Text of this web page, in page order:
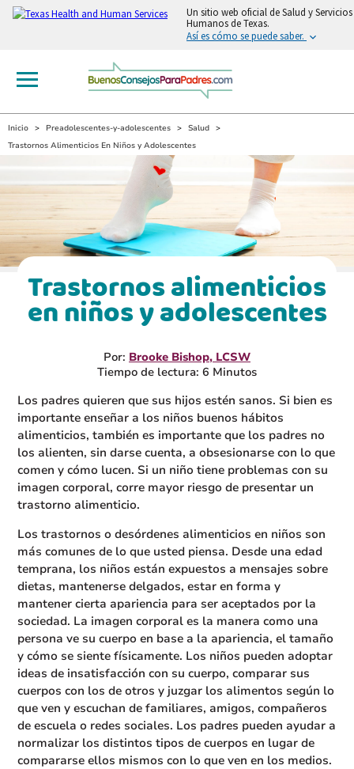
Un sitio web oficial de Salud y Servicios
Humanos de Texas.
Así es cómo se puede saber.
Inicio Preadolescentes-y-adolescentes
Salud
Trastornos Alimenticios En Niños y Adolescentes
Trastornos alimenticios
en niños y adolescentes
Por: Brooke Bishop, LCSW
Tiempo de lectura: 6 Minutos
Los padres quieren que sus hijos estén sanos. Si bien es
importante enseñar a los niños buenos hábitos
alimenticios, también es importante que los padres no
los alienten, sin darse cuenta, a obsesionarse con lo que
comen y cómo lucen. Si un niño tiene problemas con su
imagen corporal, corre mayor riesgo de presentar un
trastorno alimenticio.
Los trastornos o desórdenes alimenticios en niños son
más comunes de lo que usted piensa. Desde una edad
temprana, los niños están expuestos a mensajes sobre
dietas, mantenerse delgados, estar en forma y
mantener cierta apariencia para ser aceptados por la
sociedad. La imagen corporal es la manera como una
persona ve su cuerpo en base a la apariencia, el tamaño
y cómo se siente físicamente. Los niños pueden adoptar
ideas de insatisfacción con su cuerpo, comparar sus
cuerpos con los de otros y juzgar los alimentos según lo
que ven y escuchan de familiares, amigos, compañeros
de escuela o redes sociales. Los padres pueden ayudar a
normalizar los distintos tipos de cuerpos en lugar de
compararse ellos mismos con lo que ven en los medios.